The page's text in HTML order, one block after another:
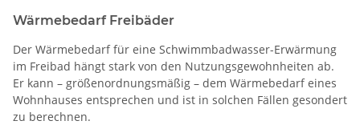
Wärmebedarf Freibäder
Der Wärmebedarf für eine Schwimmbadwasser-Erwärmung
im Freibad hängt stark von den Nutzungsgewohnheiten ab.
Er kann – größenordnungsmäßig – dem Wärmebedarf eines
Wohnhauses entsprechen und ist in solchen Fällen gesondert
zu berechnen.